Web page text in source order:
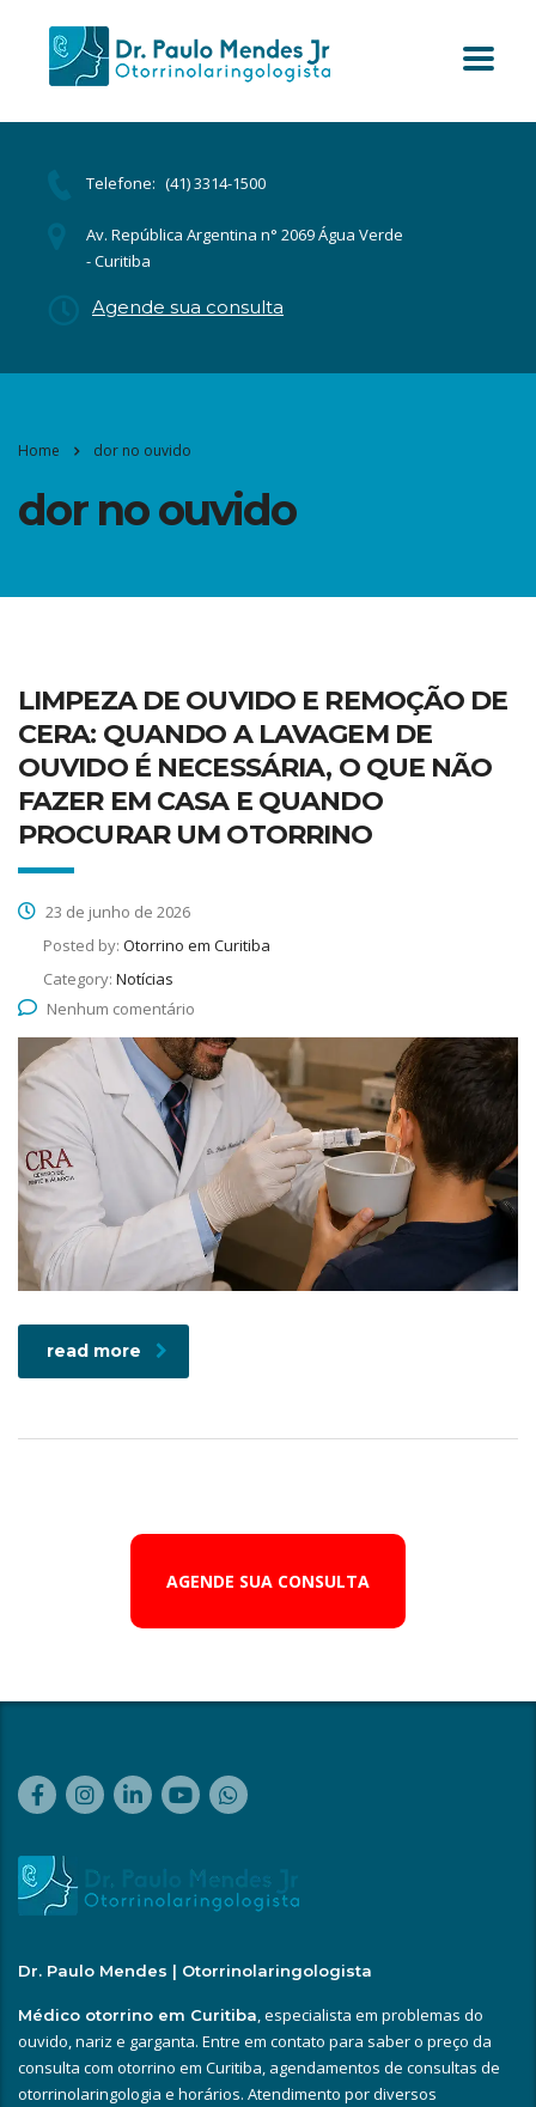
Telefone: (41) 3314-1500
Av. República Argentina n° 2069 Água Verde
- Curitiba
Agende sua consulta
Home dor no ouvido
dor no ouvido
LIMPEZA DE OUVIDO E REMOÇÃO DE
CERA: QUANDO A LAVAGEM DE
OUVIDO É NECESSÁRIA, O QUE NÃO
FAZER EM CASA E QUANDO
PROCURAR UM OTORRINO
23 de junho de 2026
Posted by: Otorrino em Curitiba
Category: Notícias
Nenhum comentário
read more
AGENDE SUA CONSULTA
Dr. Paulo Mendes | Otorrinolaringologista
Médico otorrino em Curitiba, especialista em problemas do
ouvido, nariz e garganta. Entre em contato para saber o preço da
consulta com otorrino em Curitiba, agendamentos de consultas de
otorrinolaringologia e horários. Atendimento por diversos